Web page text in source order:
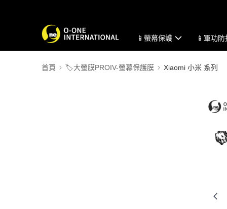
📱螢幕保護 📱軍功
首頁 🏷️大螢膜PROIV-螢幕保護膜 Xiaomi 小米 系列